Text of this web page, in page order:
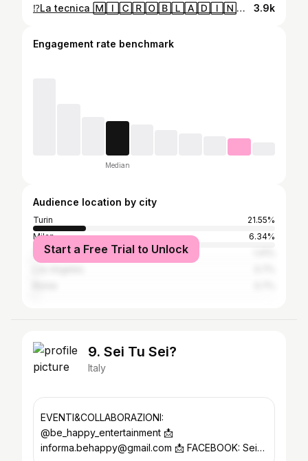
⁉️La tecnica 🄼🄸🄲🅁🄾🄱🄻🄰🄳🄸🄽🄶 è adatta a tutte le sopracciglia? ❓️Cosa significa realmente ottenere un risultato naturale? Su sopracciglia folte e scure, il solo Microblading potrebbe non essere sufficiente per creare un’armonia perfetta tra la struttura naturale e l’area ricostruita. È fondamentale valutare ogni caso singolarmente per scegliere la tecnica o la combinazione di tecniche più adatte, garantendo così un risultato che si integri perfettamente con la base esistente. #Microblading #FusionBrows #MachineStrokes #shading #powderbrows #phiacademy #brankobabicacademy #brankobabic #phireel #phireelbrows 3.9k
Engagement rate benchmark
Median
Audience location by city
Turin
21.55%
Milan
6.34%
Tehran
Start a Free Trial to Unlock
9. Sei Tu Sei?
Italy
EVENTI&COLLABORAZIONI:
@be_happy_entertainment 📩
informa.behappy@gmail.com 📩 FACEBOOK: Sei